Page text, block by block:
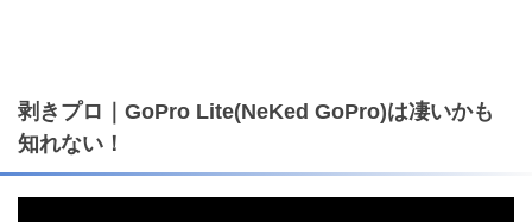
剥きプロ｜GoPro Lite(NeKed GoPro)は凄いかも
知れない！